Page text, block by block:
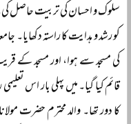
سلوک و احسان کی تربیت حاصل
کو رشد و ہدایت کا راستہ دکھایا۔
کی مسجد سے ہوا، اور مسجد کے
قائم کیا گیا۔ میں پہلی بار اس
کا دور تھا۔ والد محترم حضرت